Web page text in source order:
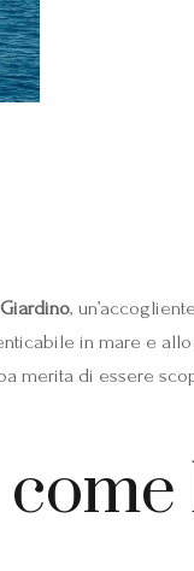
,
in mare e
merita di essere